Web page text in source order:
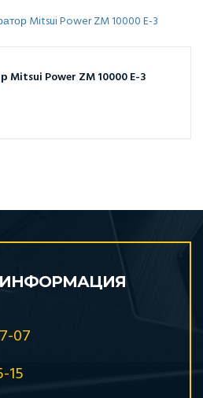
Power ZM 10000 E-3
ИНФОРМАЦИЯ
07
15